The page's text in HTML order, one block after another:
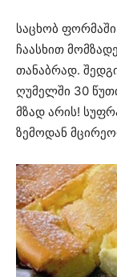
საცხობ
ჩაასხით
თანაბრად.
ღუმელში 30
მზად არის!
ზემოდან